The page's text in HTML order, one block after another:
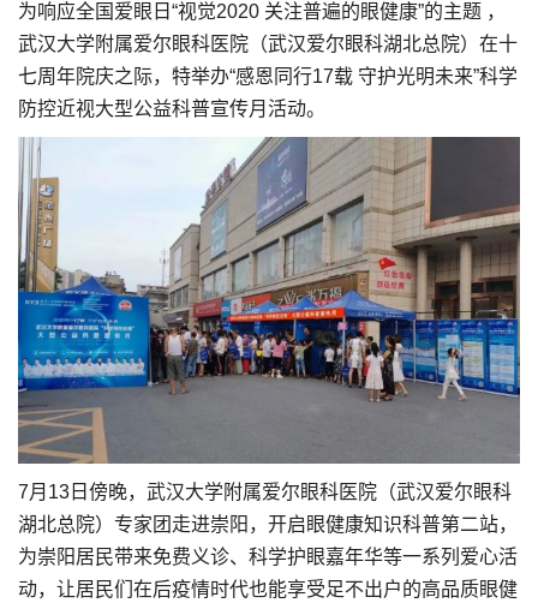
为响应全国爱眼日“视觉2020 关注普遍的眼健康”的主题 ，
武汉大学附属爱尔眼科医院（武汉爱尔眼科湖北总院）在十
七周年院庆之际，特举办“感恩同行17载 守护光明未来”科学
防控近视大型公益科普宣传月活动。
7月13日傍晚，武汉大学附属爱尔眼科医院（武汉爱尔眼科
湖北总院）专家团走进崇阳，开启眼健康知识科普第二站，
为崇阳居民带来免费义诊、科学护眼嘉年华等一系列爱心活
动，让居民们在后疫情时代也能享受足不出户的高品质眼健